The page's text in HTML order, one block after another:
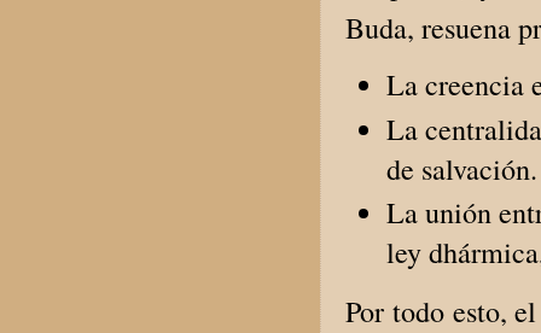
Buda, resuena
La creencia
La
de salvación.
La unión
ley
Por todo esto,